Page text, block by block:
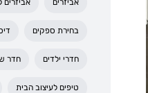
אביזרים
בחירת ספקים
חדרי ילדים חדר
טיפים לעיצוב הבית